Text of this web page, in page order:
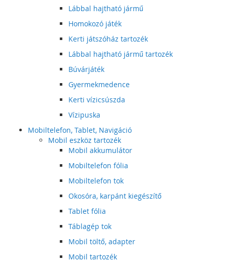
Lábbal hajtható jármű
Homokozó játék
Kerti játszóház tartozék
Lábbal hajtható jármű tartozék
Búvárjáték
Gyermekmedence
Kerti vízicsúszda
Vízipuska
Mobiltelefon, Tablet, Navigáció
Mobil eszköz tartozék
Mobil akkumulátor
Mobiltelefon fólia
Mobiltelefon tok
Okosóra, karpánt kiegészítő
Tablet fólia
Táblagép tok
Mobil töltő, adapter
Mobil tartozék